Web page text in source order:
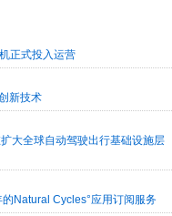
正式投入运营
新技术
大全球自动驾驶出行基础设施层
Natural Cycles°应用订阅服务